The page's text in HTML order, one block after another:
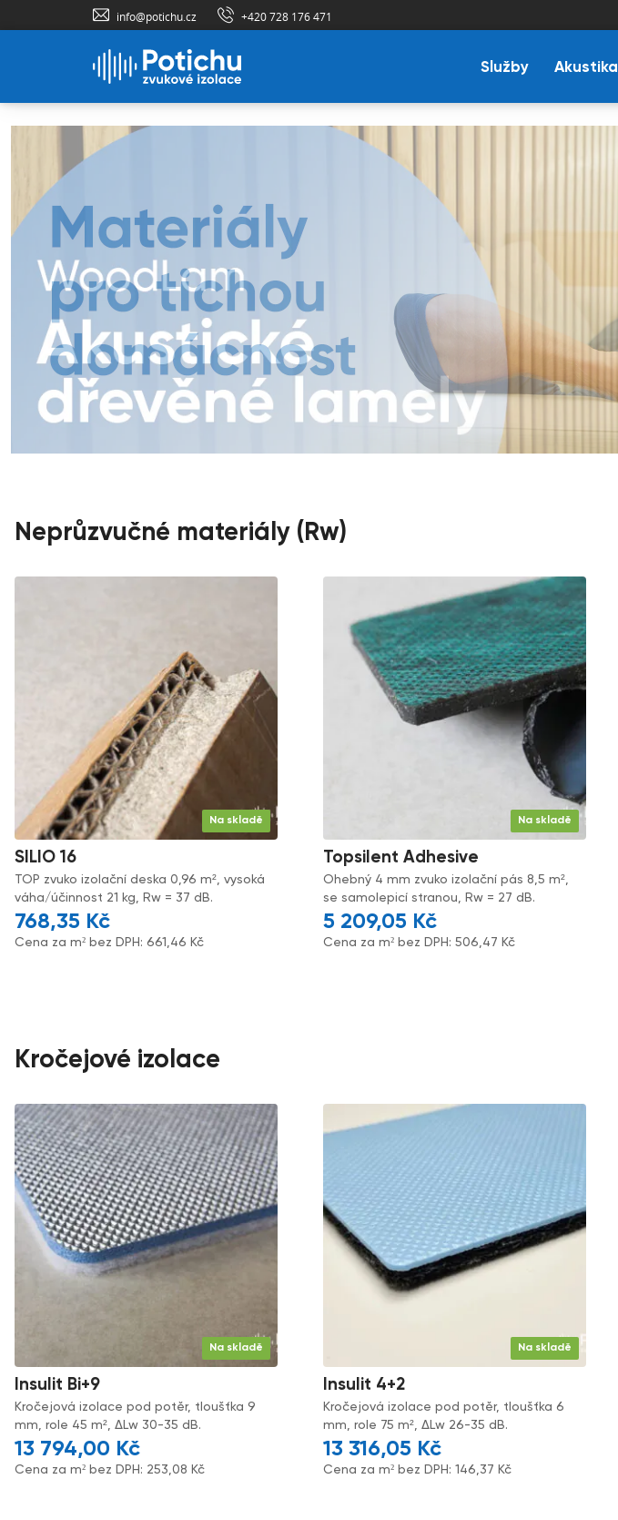
info@potichu.cz +420 728 176 471
Služby Akustika
Neprůzvučné materiály (Rw)
Na skladě
SILIO 16
TOP zvuko izolační deska 0,96 m², vysoká
váha/účinnost 21 kg, Rw = 37 dB.
768,35 Kč
Cena za m² bez DPH: 661,46 Kč
Na skladě
Topsilent Adhesive
Ohebný 4 mm zvuko izolační pás 8,5 m²,
se samolepicí stranou, Rw = 27 dB.
5 209,05 Kč
Cena za m² bez DPH:506,47 Kč
Kročejové izolace
Na skladě
Insulit Bi+9
Kročejová izolace pod potěr, tloušťka 9
mm, role 45 m², ΔLw 30-35 dB.
13 794,00 Kč
Cena za m² bez DPH: 253,08 Kč
Na skladě
Insulit 4+2
Kročejová izolace pod potěr, tloušťka 6
mm, role 75 m², ΔLw 26-35 dB.
13 316,05 Kč
Cena za m² bez DPH:146,37 Kč